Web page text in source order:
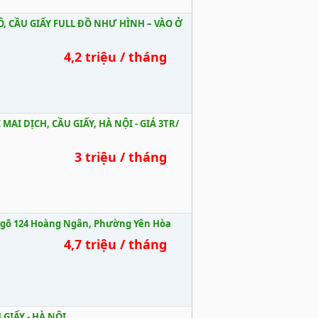
CẦU GIẤY FULL ĐỒ NHƯ HÌNH – VÀO Ở
4,2 triệu / tháng
DỊCH, CẦU GIẤY, HÀ NỘI - GIÁ 3TR/
3 triệu / tháng
124 Hoàng Ngân, Phường Yên Hòa
4,7 triệu / tháng